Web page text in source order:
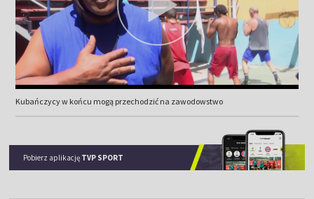
Kubańczycy w końcu mogą przechodzić na zawodowstwo
Pobierz aplikację TVP SPORT